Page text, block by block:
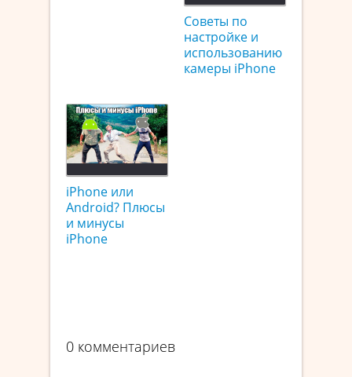
Советы по
настройке и
использованию
камеры iPhone
iPhone или
Android? Плюсы
и минусы
iPhone
0 комментариев